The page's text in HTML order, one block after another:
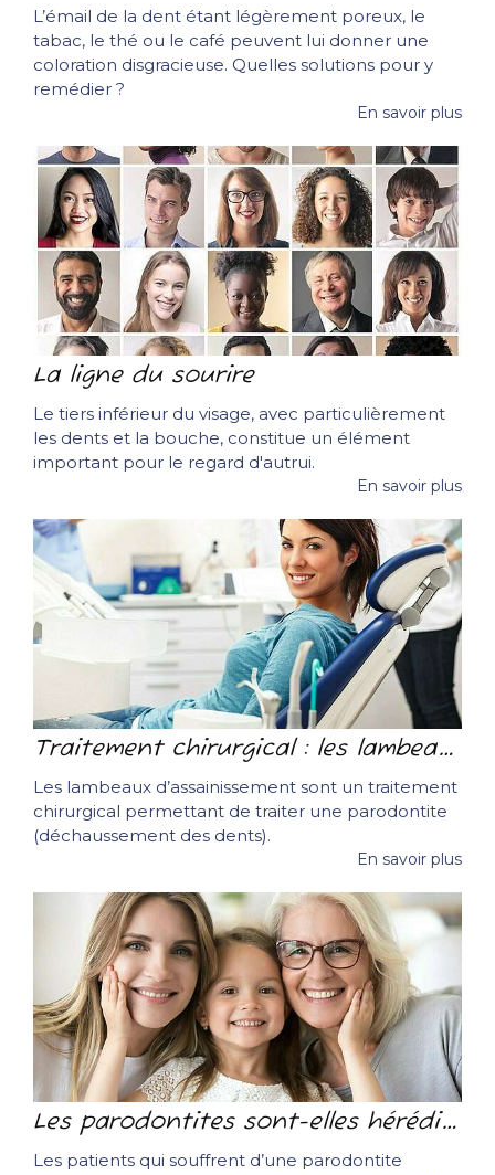
L’émail de la dent étant légèrement poreux, le
tabac, le thé ou le café peuvent lui donner une
coloration disgracieuse. Quelles solutions pour y
remédier ?
En savoir plus
La ligne du sourire
Le tiers inférieur du visage, avec particulièrement
les dents et la bouche, constitue un élément
important pour le regard d'autrui.
En savoir plus
Traitement chirurgical : les lambeaux d’assainissement
Les lambeaux d’assainissement sont un traitement
chirurgical permettant de traiter une parodontite
(déchaussement des dents).
En savoir plus
Les parodontites sont-elles héréditaires ?
Les patients qui souffrent d’une parodontite